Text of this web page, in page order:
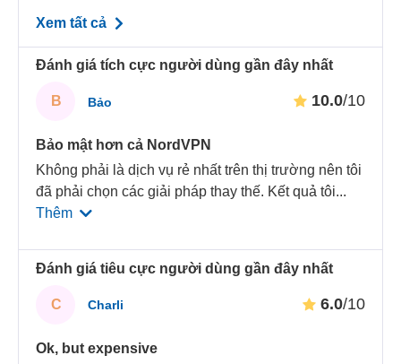
Xem tất cả
Đánh giá tích cực người dùng gần đây nhất
B Bảo 10.0/10
Bảo mật hơn cả NordVPN
Không phải là dịch vụ rẻ nhất trên thị trường nên tôi
đã phải chọn các giải pháp thay thế. Kết quả tôi...
Thêm
Đánh giá tiêu cực người dùng gần đây nhất
C Charli 6.0/10
Ok, but expensive